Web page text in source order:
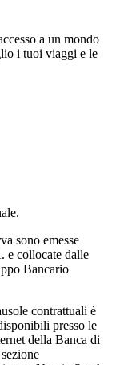
a un mondo
i tuoi viaggi e le
sono emesse
e collocate dalle
Bancario
contrattuali è
presso le
della Banca di